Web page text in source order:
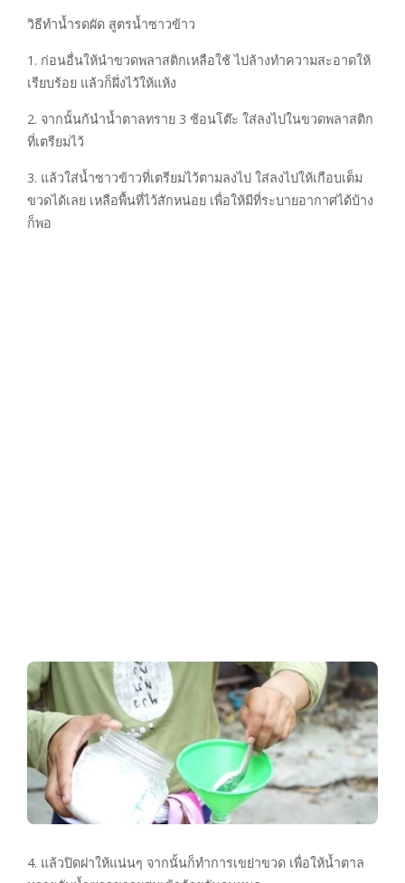
วิธีทำน้ำรดผัด สูตรน้ำซาวข้าว
1. ก่อนอื่นให้นำขวดพลาสติกเหลือใช้ ไปล้างทำความสะอาดให้
เรียบร้อย แล้วก็ผึ่งไว้ให้แห้ง
2. จากนั้นก้นำน้ำตาลทราย 3 ช้อนโต๊ะ ใส่ลงไปในขวดพลาสติก
ที่เตรียมไว้
3. แล้วใส่น้ำซาวข้าวที่เตรียมไว้ตามลงไป ใส่ลงไปให้เกือบเต็ม
ขวดได้เลย เหลือพื้นที่ไว้สักหน่อย เพื่อให้มีที่ระบายอากาศได้บ้าง
ก็พอ
4. แล้วปิดฝาให้แน่นๆ จากนั้นก็ทำการเขย่าขวด เพื่อให้น้ำตาล